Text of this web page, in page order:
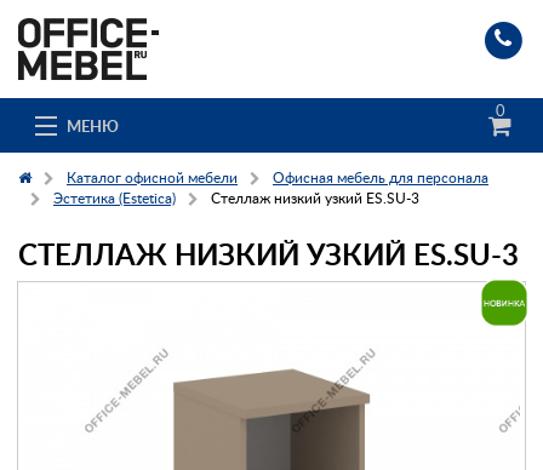
МЕНЮ
0
Каталог
Доставка и сборка
Гос. заказчикам
Каталог офисной мебели
Офисная мебель для персонала
Эстетика (Estetica)
Стеллаж низкий узкий ES.SU-3
СТЕЛЛАЖ НИЗКИЙ УЗКИЙ ES.SU-3